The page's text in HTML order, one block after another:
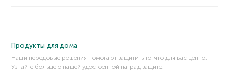
Продукты для дома
Наши передовые решения помогают защитить то, что для вас ценно.
Узнайте больше о нашей удостоенной наград защите.